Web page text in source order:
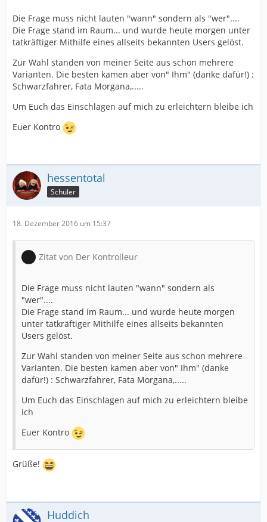
Die Frage muss nicht lauten "wann" sondern als "wer"....
Die Frage stand im Raum... und wurde heute morgen unter
tatkräftiger Mithilfe eines allseits bekannten Users gelöst.
Zur Wahl standen von meiner Seite aus schon mehrere
Varianten. Die besten kamen aber von" Ihm" (danke dafür!) :
Schwarzfahrer, Fata Morgana,.....
Um Euch das Einschlagen auf mich zu erleichtern bleibe ich
Euer Kontro
hessentotal
Schüler
18. Dezember 2016 um 15:37
Zitat von Der Kontrolleur
Die Frage muss nicht lauten "wann" sondern als
"wer"....
Die Frage stand im Raum... und wurde heute morgen
unter tatkräftiger Mithilfe eines allseits bekannten
Users gelöst.
Zur Wahl standen von meiner Seite aus schon mehrere
Varianten. Die besten kamen aber von" Ihm" (danke
dafür!) : Schwarzfahrer, Fata Morgana,.....
Um Euch das Einschlagen auf mich zu erleichtern bleibe
ich
Euer Kontro
Grüße!
Huddich